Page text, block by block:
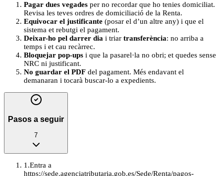
Pagar dues vegades per no recordar que ho tenies domiciliat.
Revisa les teves ordres de domiciliació de la Renta.
Equivocar el justificante (posar el d’un altre any) i que el
sistema et rebutgi el pagament.
Deixar-ho pel darrer dia i triar transferència: no arriba a
temps i et cau recàrrec.
Bloquejar pop-ups i que la pasarel·la no obri; et quedes sense
NRC ni justificant.
No guardar el PDF del pagament. Més endavant el
demanaran i tocarà buscar-lo a expedients.
Pasos a seguir
7
1 .Entra a
https://sede.agenciatributaria.gob.es/Sede/Renta/pagos-